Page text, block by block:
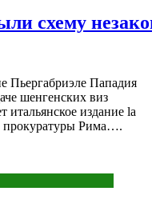
схему
Пьергабриэле Пападия
шенгенских виз
итальянское издание la
прокуратуры Рима….